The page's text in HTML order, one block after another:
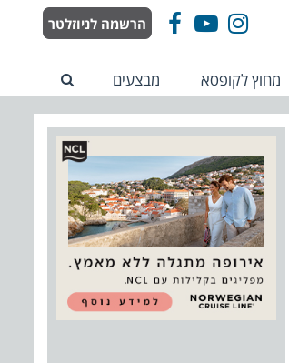
FacebookYouTube
Instagram הרשמה לניוזלטר
מחוץ לקופסא מבצעים